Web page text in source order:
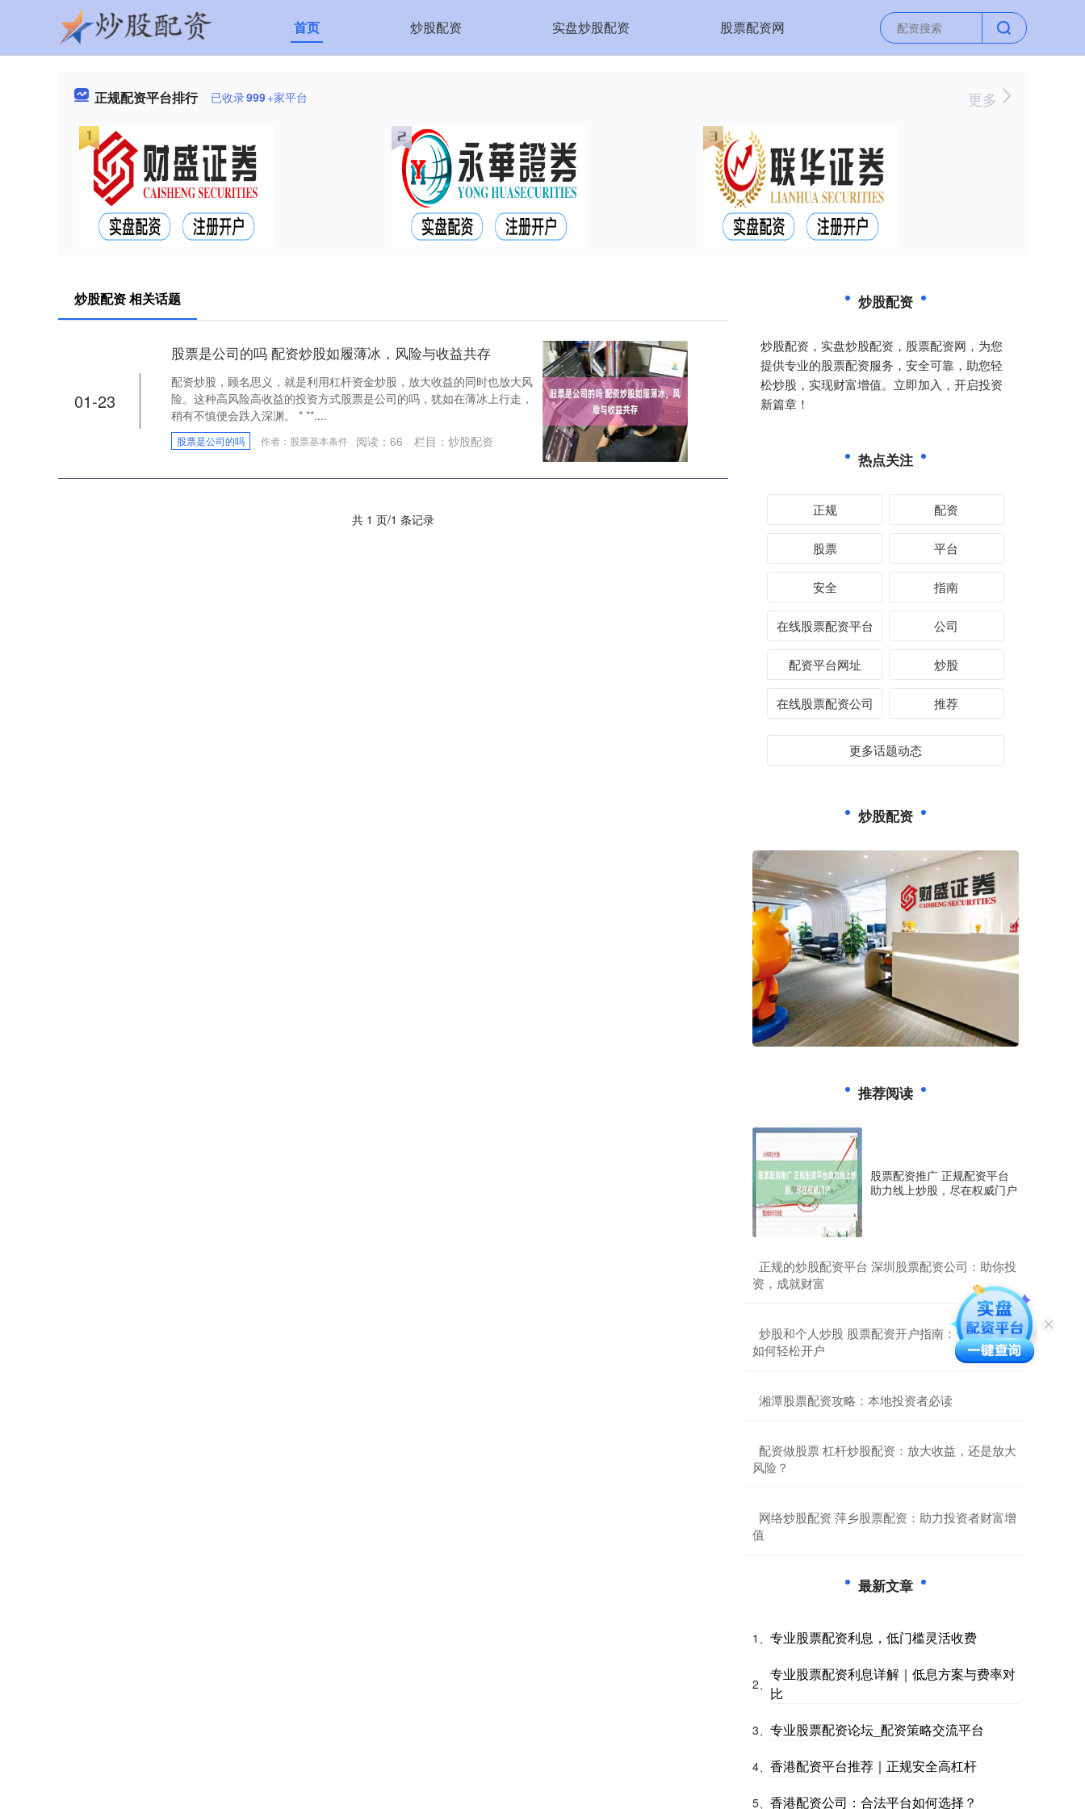
首页 炒股配资 实盘炒股配资 股票配资网
正规配资平台排行 已收录999+家平台 更多
炒股配资 相关话题
01-23
股票是公司的吗 配资炒股如履薄冰，风险与收益共存
配资炒股，顾名思义，就是利用杠杆资金炒股，放大收益的同时也放大风
险。这种高风险高收益的投资方式股票是公司的吗，犹如在薄冰上行走，
稍有不慎便会跌入深渊。 * **....
股票是公司的吗 作者：股票基本条件 阅读： 66 栏目： 炒股配资
共 1 页/1 条记录
炒股配资
炒股配资，实盘炒股配资，股票配资网，为您
提供专业的股票配资服务，安全可靠，助您轻
松炒股，实现财富增值。立即加入，开启投资
新篇章！
热点关注
正规 配资
股票 平台
安全 指南
在线股票配资平台 公司
配资平台网址 炒股
在线股票配资公司 推荐
更多话题动态
炒股配资
推荐阅读
股票配资推广 正规配资平台
助力线上炒股，尽在权威门户
​正规的炒股配资平台 深圳股票配资公司：助你投
资，成就财富
​炒股和个人炒股 股票配资开户指南：一步步教你
如何轻松开户
​湘潭股票配资攻略：本地投资者必读
​配资做股票 杠杆炒股配资：放大收益，还是放大
风险？
​网络炒股配资 萍乡股票配资：助力投资者财富增
值
最新文章
1、 专业股票配资利息，低门槛灵活收费
2、
专业股票配资利息详解｜低息方案与费率对
比
3、 专业股票配资论坛_配资策略交流平台
4、 香港配资平台推荐｜正规安全高杠杆
5、 香港配资公司：合法平台如何选择？